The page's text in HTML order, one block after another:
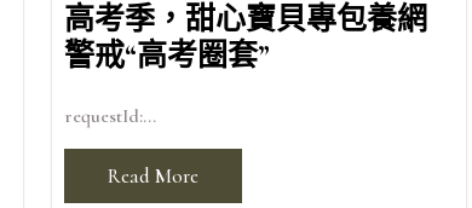
高考季，甜心寶貝專包養網
警戒“高考圈套”
requestId:...
Read More